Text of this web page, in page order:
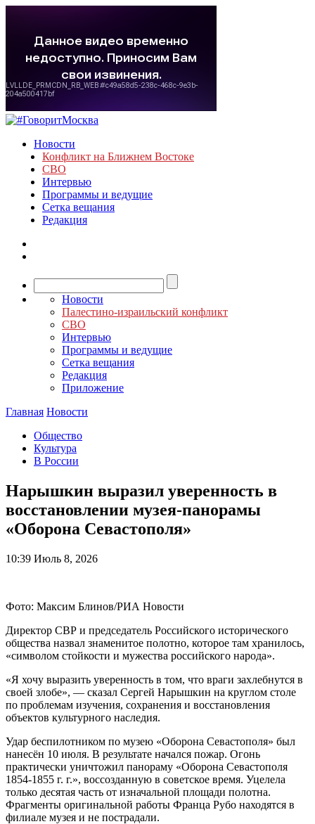
Новости
Конфликт на Ближнем Востоке
СВО
Интервью
Программы и ведущие
Сетка вещания
Редакция
Новости
Палестино-израильский конфликт
СВО
Интервью
Программы и ведущие
Сетка вещания
Редакция
Приложение
Главная Новости
Общество
Культура
В России
Нарышкин выразил уверенность в
восстановлении музея-панорамы
«Оборона Севастополя»
10:39 Июль 8, 2026
Фото: Максим Блинов/РИА Новости
Директор СВР и председатель Российского исторического
общества назвал знаменитое полотно, которое там хранилось,
«символом стойкости и мужества российского народа».
«Я хочу выразить уверенность в том, что враги захлебнутся в
своей злобе», — сказал Сергей Нарышкин на круглом столе
по проблемам изучения, сохранения и восстановления
объектов культурного наследия.
Удар беспилотником по музею «Оборона Севастополя» был
нанесён 10 июля. В результате начался пожар. Огонь
практически уничтожил панораму «Оборона Севастополя
1854-1855 г. г.», воссозданную в советское время. Уцелела
только десятая часть от изначальной площади полотна.
Фрагменты оригинальной работы Франца Рубо находятся в
филиале музея и не пострадали.